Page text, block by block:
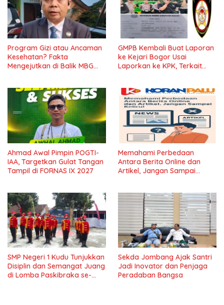
Program Gizi atau Ancaman
Kesehatan? Fakta
Mengejutkan di Balik MBG
GMPB Kembali Buat Laporan
ke Kejari Bogor Usai
Laporkan ke KPK, Terkait
Ahmad Awal Pimpin POGTI-
IAA, Targetkan Gulat Tangan
Tampil di FORNAS IX 2027
Memahami Perbedaan
Antara Berita Online dan
Artikel, Jangan Sampai
SMP Negeri 1 Kudu Tunjukkan
Disiplin dan Semangat Juang
di Lomba Paskibraka se-
Sekda Jombang Ajak Santri
Jadi Inovator dan Penjaga
Peradaban Bangsa